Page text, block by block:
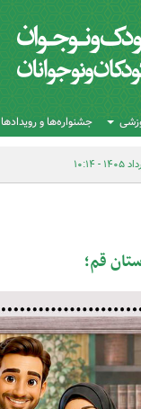
جشنواره‌ها و رویدادها
قم؛